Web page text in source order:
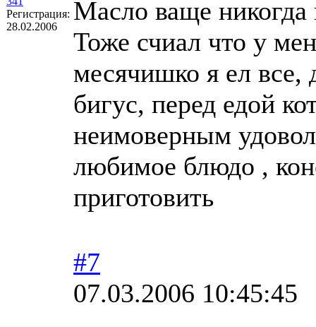
Регистрация:
28.02.2006
Масло ваще никогда
Тоже счиал что у
месячишко я ел
бигус, перед едой
неимоверным
любимое блюдо ,
приготовить
#7
07.03.2006 10:45:45